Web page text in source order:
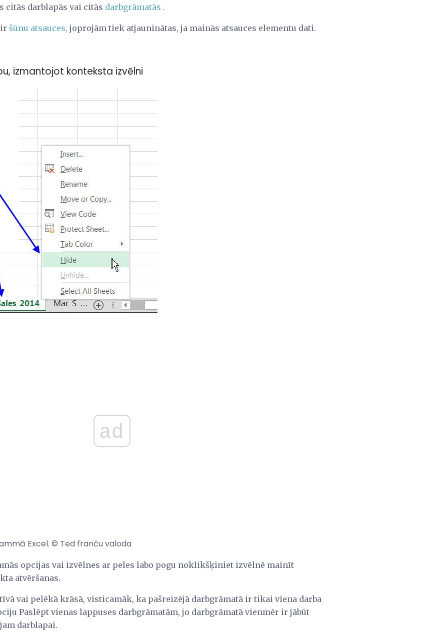
citās darblapās vai citās darbgrāmatās .
šūnu atsauces, joprojām tiek atjauninātas, ja mainās atsauces elementu dati.
izmantojot konteksta izvēlni
ad
Excel. © Ted franču valoda
opcijas vai izvēlnes ar peles labo pogu noklikšķiniet izvēlnē mainīt
atvēršanas.
vai pelēkā krāsā, visticamāk, ka pašreizējā darbgrāmatā ir tikai viena darba
Paslēpt vienas lappuses darbgrāmatām, jo ​​darbgrāmatā vienmēr ir jābūt
darblapai.